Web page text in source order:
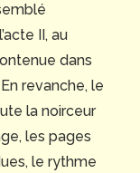
II, au
dans
revanche, le
la noirceur
les pages
le rythme